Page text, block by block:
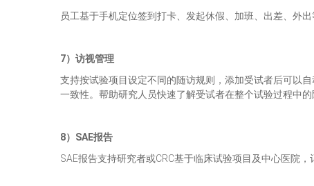
员工基于手机定位签到打卡、发起休假、加班、出差、外
7）访视管理
支持按试验项目设定不同的随访规则，添加受试者后可以
一致性。帮助研究人员快速了解受试者在整个试验过程中
8）SAE报告
SAE报告支持研究者或CRC基于临床试验项目及中心医院